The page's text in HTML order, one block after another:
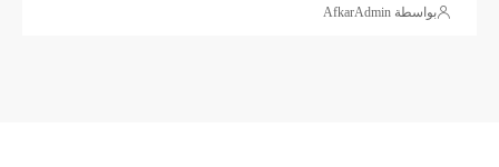
بواسطة AfkarAdmin